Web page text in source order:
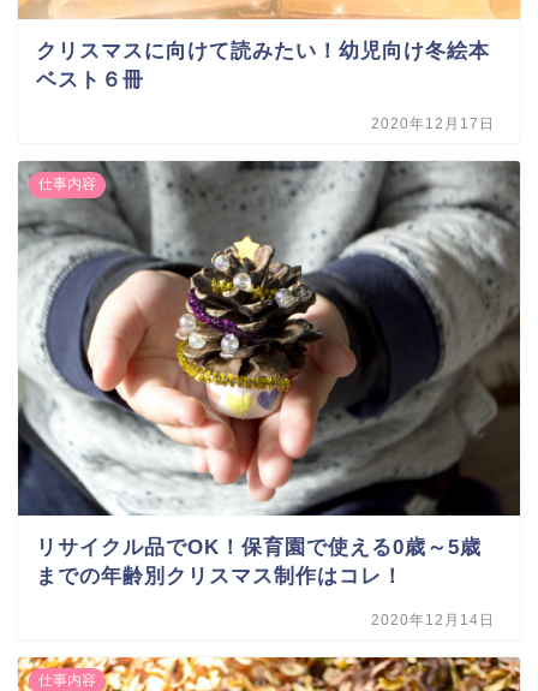
クリスマスに向けて読みたい！幼児向け冬絵本
ベスト６冊
2020年12月17日
仕事内容
リサイクル品でOK！保育園で使える0歳～5歳
までの年齢別クリスマス制作はコレ！
2020年12月14日
仕事内容